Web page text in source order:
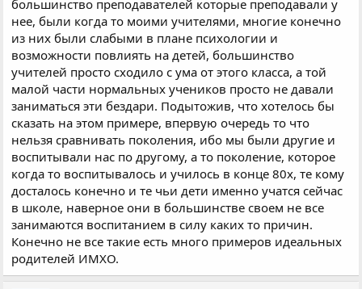
большинство преподавателей которые преподавали у
нее, были когда то моими учителями, многие конечно
из них были слабыми в плане психологии и
возможности повлиять на детей, большинство
учителей просто сходило с ума от этого класса, а той
малой части нормальных учеников просто не давали
заниматься эти бездари. Подытожив, что хотелось бы
сказать на этом примере, впервую очередь то что
нельзя сравнивать поколения, ибо мы были другие и
воспитывали нас по другому, а то поколение, которое
когда то воспитывалось и училось в конце 80х, те кому
досталось конечно и те чьи дети именно учатся сейчас
в школе, наверное они в большинстве своем не все
занимаются воспитанием в силу каких то причин.
Конечно не все такие есть много примеров идеальных
родителей ИМХО.